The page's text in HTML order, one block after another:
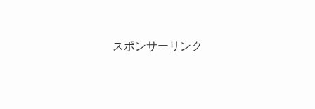
スポンサーリンク